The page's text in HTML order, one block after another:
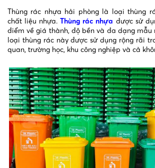
Thùng rác nhựa hải phòng là loại thùng
chất liệu nhựa.Thùng rác nhựa được sử
điểm về giá thành, độ bền và đa dạng mẫu
loại thùng rác này được sử dụng rộng rãi
quan, trường học, khu công nghiệp và cả